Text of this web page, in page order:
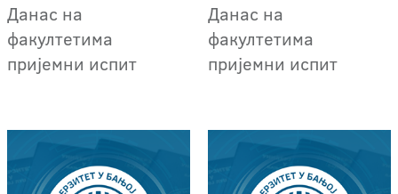
Данас на
факултетима
пријемни испит
Данас на
факултетима
пријемни испит